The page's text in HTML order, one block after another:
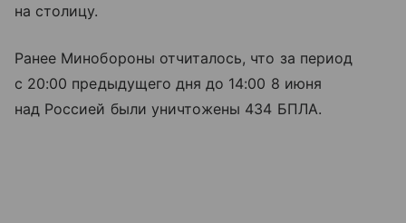
на столицу.
Ранее Минобороны отчиталось, что за период
с 20:00 предыдущего дня до 14:00 8 июня
над Россией были уничтожены 434 БПЛА.